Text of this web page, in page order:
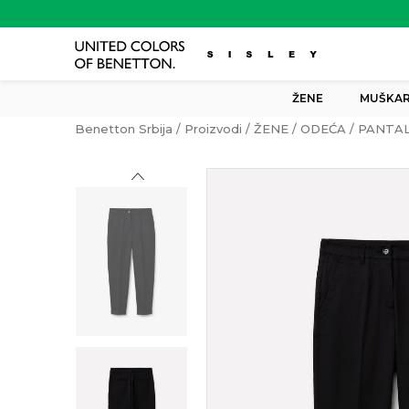
ŽENE
Benetton Srbija Proizvodi ŽENE ODEĆA